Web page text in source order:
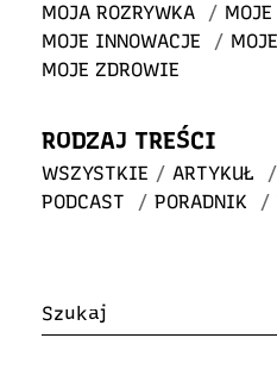
MOJA ROZRYWKA
/
MOJE INNOWACJE
/
MOJE ZDROWIE
RODZAJ TREŚCI
WSZYSTKIE / ARTYKUŁ /
PODCAST
/ PORADNIK /